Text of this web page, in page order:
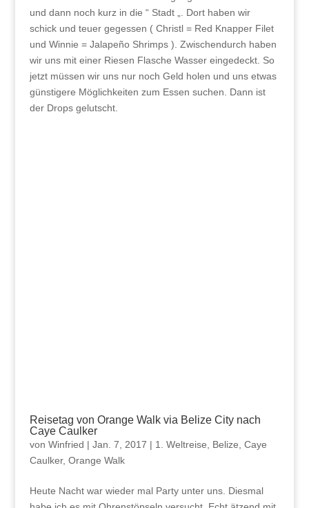
und dann noch kurz in die “ Stadt „. Dort haben wir
schick und teuer gegessen ( Christl = Red Knapper Filet
und Winnie = Jalapeño Shrimps ). Zwischendurch haben
wir uns mit einer Riesen Flasche Wasser eingedeckt. So
jetzt müssen wir uns nur noch Geld holen und uns etwas
günstigere Möglichkeiten zum Essen suchen. Dann ist
der Drops gelutscht.
Reisetag von Orange Walk via Belize City nach
Caye Caulker
von Winfried | Jan. 7, 2017 | 1. Weltreise Belize Caye
Caulker, Orange Walk
Heute Nacht war wieder mal Party unter uns. Diesmal